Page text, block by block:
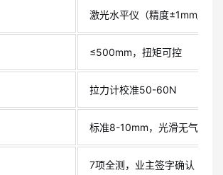
激光水平仪（精度±1mm/10m
≤500mm，扭矩可控
拉力计校准50-60N
标准8-10mm，光滑无气泡
7项全测，业主签字确认